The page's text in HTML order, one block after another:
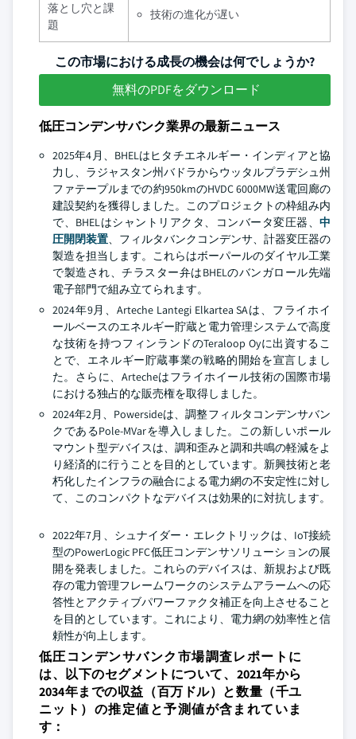
落とし穴と課
題
技術の進化が遅い
この市場における成長の機会は何でしょうか?
無料のPDFをダウンロード
低圧コンデンサバンク業界の最新ニュース
2025年4月、BHELはヒタチエネルギー・インディアと協
力し、ラジャスタン州バドラからウッタルプラデシュ州
ファテープルまでの約950kmのHVDC 6000MW送電回廊の
建設契約を獲得しました。このプロジェクトの枠組み内
で、BHELはシャントリアクタ、コンバータ変圧器、 中
圧開閉装置、フィルタバンクコンデンサ、計器変圧器の
製造を担当します。これらはボーパールのダイヤル工業
で製造され、チラスター弁はBHELのバンガロール先端
電子部門で組み立てられます。
2024年9月、Arteche Lantegi Elkartea SAは、フライホイ
ールベースのエネルギー貯蔵と電力管理システムで高度
な技術を持つフィンランドのTeraloop Oyに出資するこ
とで、エネルギー貯蔵事業の戦略的開始を宣言しまし
た。さらに、Artecheはフライホイール技術の国際市場
における独占的な販売権を取得しました。
2024年2月、Powersideは、調整フィルタコンデンサバン
クであるPole-MVarを導入しました。この新しいポール
マウント型デバイスは、調和歪みと調和共鳴の軽減をよ
り経済的に行うことを目的としています。新興技術と老
朽化したインフラの融合による電力網の不安定性に対し
て、このコンパクトなデバイスは効果的に対抗します。
2022年7月、シュナイダー・エレクトリックは、IoT接続
型のPowerLogic PFC低圧コンデンサソリューションの展
開を発表しました。これらのデバイスは、新規および既
存の電力管理フレームワークのシステムアラームへの応
答性とアクティブパワーファクタ補正を向上させること
を目的としています。これにより、電力網の効率性と信
頼性が向上します。
低圧コンデンサバンク市場調査レポートに
は、以下のセグメントについて、2021年から
2034年までの収益（百万ドル）と数量（千ユ
ニット）の推定値と予測値が含まれていま
す：